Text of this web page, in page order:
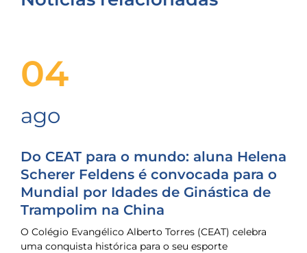
04
ago
Do CEAT para o mundo: aluna Helena
Scherer Feldens é convocada para o
Mundial por Idades de Ginástica de
Trampolim na China
O Colégio Evangélico Alberto Torres (CEAT) celebra
uma conquista histórica para o seu esporte